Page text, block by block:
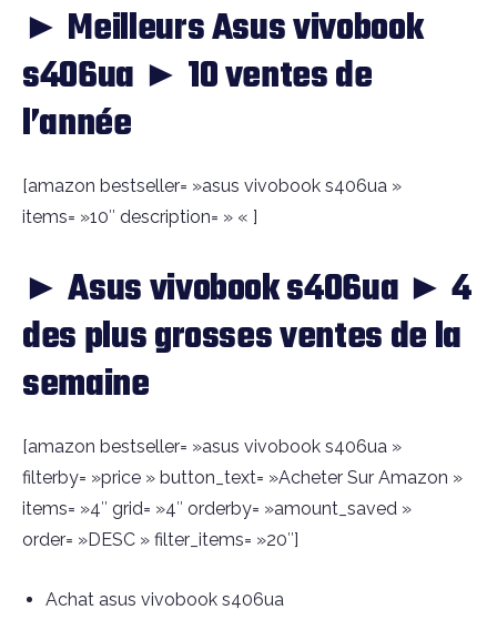
► Meilleurs Asus vivobook
s406ua ► 10 ventes de
l’année
[amazon bestseller= »asus vivobook s406ua »
items= »10″ description= » « ]
► Asus vivobook s406ua ► 4
des plus grosses ventes de la
semaine
[amazon bestseller= »asus vivobook s406ua »
filterby= »price » button_text= »Acheter Sur Amazon »
items= »4″ grid= »4″ orderby= »amount_saved »
order= »DESC » filter_items= »20″]
Achat asus vivobook s406ua